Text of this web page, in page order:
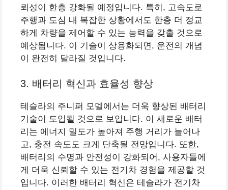
뢰성이 한층 강화될 예정입니다. 특히, 고속도로
주행과 도심 내 복잡한 상황에서도 한층 더 정교
하게 차량을 제어할 수 있는 능력을 갖출 것으로
예상됩니다. 이 기술이 상용화되면, 운전의 개념
이 완전히 달라질 것입니다.
3. 배터리 혁신과 효율성 향상
테슬라의 주니퍼 모델에서는 더욱 향상된 배터리
기술이 도입될 것으로 보입니다. 이 새로운 배터
리는 에너지 밀도가 높아져 주행 거리가 늘어나
고, 충전 속도도 크게 단축될 전망입니다. 또한,
배터리의 수명과 안전성이 강화되어, 사용자들에
게 더욱 신뢰할 수 있는 전기차 경험을 제공할 것
입니다. 이러한 배터리 혁신은 테슬라가 전기차